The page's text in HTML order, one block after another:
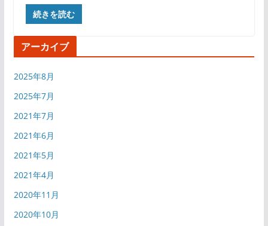
続きを読む
アーカイブ
2025年8月
2025年7月
2021年7月
2021年6月
2021年5月
2021年4月
2020年11月
2020年10月